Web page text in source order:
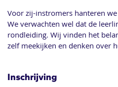
Voor zij-instromers hanteren
We verwachten wel dat de
rondleiding. Wij vinden het
zelf meekijken en denken over
Inschrijving